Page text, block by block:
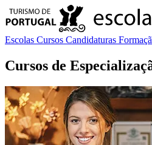
Escolas Cursos Candidaturas
Cursos de